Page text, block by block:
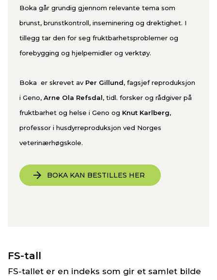
FS-tall
FS-tallet er en indeks som gir et samlet bilde
Boka går grundig gjennom relevante tema som
brunst, brunstkontroll, inseminering og drektighet. I
tillegg tar den for seg fruktbarhetsproblemer og
forebygging og hjelpemidler og verktøy.
Boka er skrevet av Per Gillund, fagsjef reproduksjon
i Geno, Arne Ola Refsdal, tidl. forsker og rådgiver på
fruktbarhet og helse i Geno og Knut Karlberg,
professor i husdyrreproduksjon ved Norges
veterinærhøgskole.
BOKA KAN BESTILLES HER